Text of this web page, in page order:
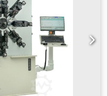
лента. Една от машините
система,
на машината, през